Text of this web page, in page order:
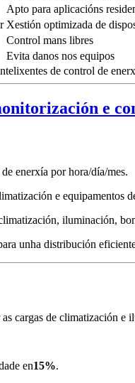
Apto para aplicacións
Xestión optimizada de
Control mans libres
Evita danos nos equipos
de control de
enerxía por hora/día/mes.
e equipamentos
iluminación,
unha distribución
as cargas de climatización
en15%.